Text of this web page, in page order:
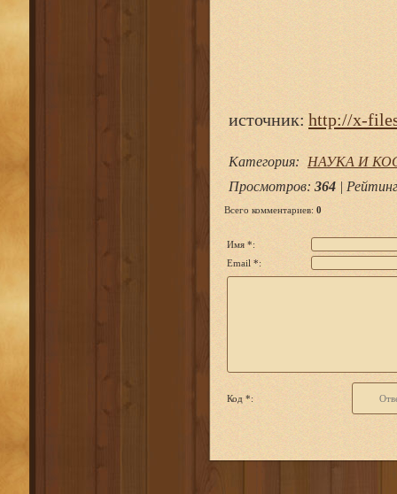
источник: http://x-
Категория:
НАУКА И
Просмотров: 364 | Рейтинг
Всего комментариев: 0
Имя *:
Email *:
Код *: